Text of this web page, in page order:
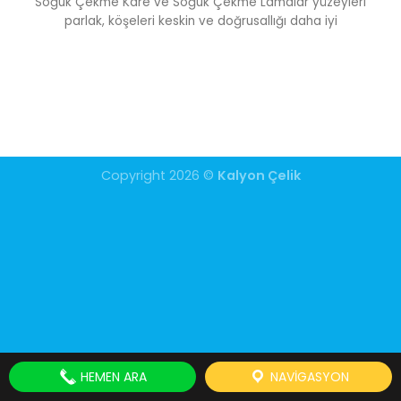
parlak, köşeleri keskin ve doğrusallığı daha iyi
Copyright 2026 © Kalyon Çelik
HEMEN ARA NAVIGASYON